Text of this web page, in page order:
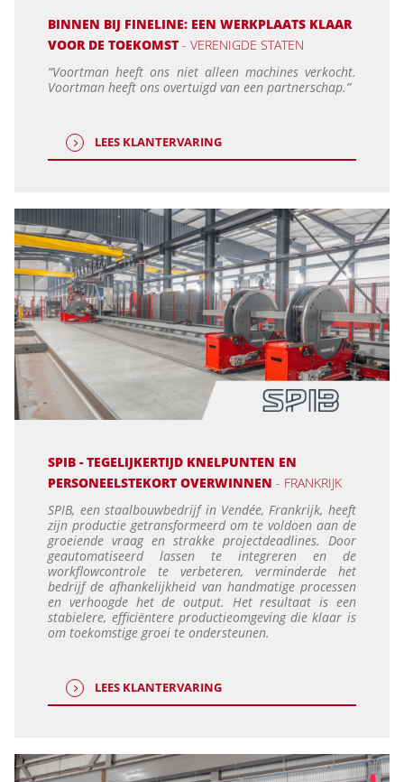
BINNEN BIJ FINELINE: EEN WERKPLAATS KLAAR
VOOR DE TOEKOMST- VERENIGDE STATEN
“Voortman heeft ons niet alleen machines verkocht.
Voortman heeft ons overtuigd van een partnerschap.”
LEES KLANTERVARING
SPIB - TEGELIJKERTIJD KNELPUNTEN EN
PERSONEELSTEKORT OVERWINNEN- FRANKRIJK
SPIB, een staalbouwbedrijf in Vendée, Frankrijk, heeft
zijn productie getransformeerd om te voldoen aan de
groeiende vraag en strakke projectdeadlines. Door
geautomatiseerd lassen te integreren en de
workflowcontrole te verbeteren, verminderde het
bedrijf de afhankelijkheid van handmatige processen
en verhoogde het de output. Het resultaat is een
stabielere, efficiëntere productieomgeving die klaar is
om toekomstige groei te ondersteunen.
LEES KLANTERVARING